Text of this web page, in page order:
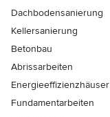
Dachbodensanierung
Kellersanierung
Betonbau
Abrissarbeiten
Energieeffizienzhäuser
Fundamentarbeiten